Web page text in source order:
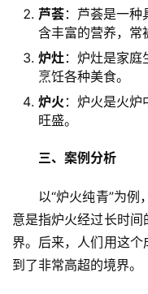
芦荟：芦荟是一
含丰富的营养，常
炉灶：炉灶是家
烹饪各种美食。
炉火 ：炉火是火炉
旺盛。
三、案例分析
以“炉火纯青”为例
意是指炉火经过长时
界。后来，人们用这
到了非常高超的境界。